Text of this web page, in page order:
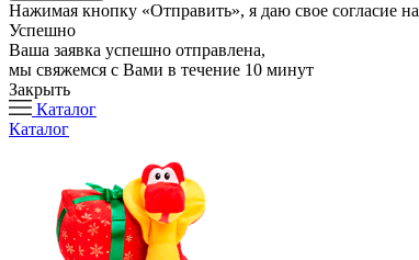
Нажимая кнопку «Отправить», я даю свое согласие на
Успешно
Ваша заявка успешно отправлена,
мы свяжемся с Вами в течение 10 минут
Закрыть
Каталог
Каталог